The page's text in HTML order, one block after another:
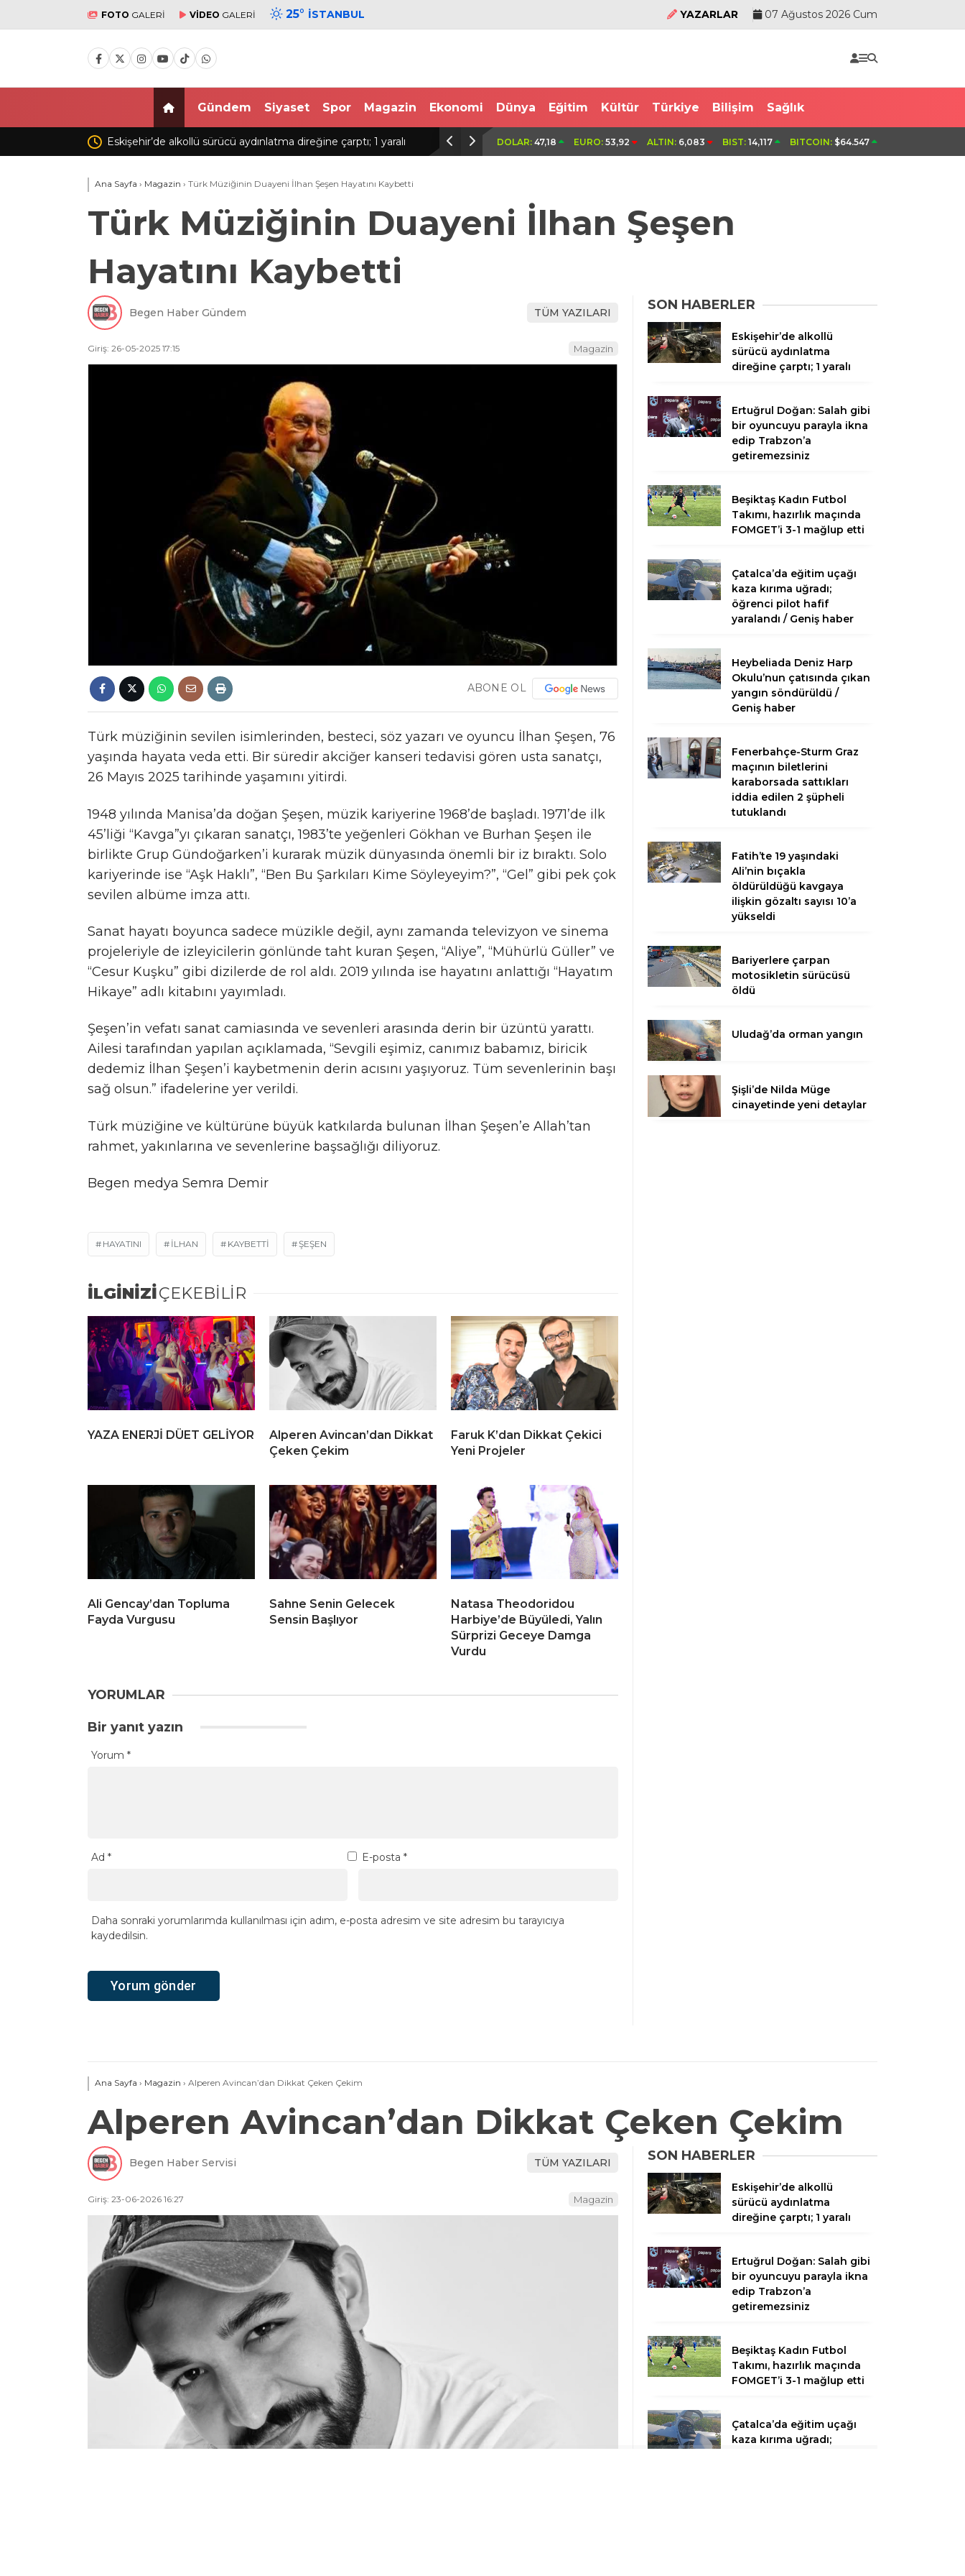
FOTO GALERİ VİDEO GALERİ 25° İSTANBUL YAZARLAR 07 Ağustos 2026 Cum
Gündem Siyaset Spor Magazin Ekonomi Dünya Eğitim Kültür Türkiye Bilişim Sağlık
Eskişehir’de alkollü sürücü aydınlatma direğine çarptı; 1 yaralı Ertuğrul Doğan: Salah gibi bir oyuncuyu parayla ikna edip Beşiktaş Kadın Futbol Takımı, hazırlık
DOLAR: 47,18 EURO: 53,92 ALTIN: 6,083 BIST: 14,117 BITCOIN: $64.547
Ana Sayfa › Magazin › Türk Müziğinin Duayeni İlhan Şeşen Hayatını Kaybetti
Türk Müziğinin Duayeni İlhan Şeşen
Hayatını Kaybetti
Begen Haber Gündem TÜM YAZILARI
Giriş: 26-05-2025 17:15 Magazin
ABONE OL
Türk müziğinin sevilen isimlerinden, besteci, söz yazarı ve oyuncu İlhan Şeşen, 76
yaşında hayata veda etti. Bir süredir akciğer kanseri tedavisi gören usta sanatçı,
26 Mayıs 2025 tarihinde yaşamını yitirdi.
1948 yılında Manisa’da doğan Şeşen, müzik kariyerine 1968’de başladı. 1971’de ilk
45’liği “Kavga”yı çıkaran sanatçı, 1983’te yeğenleri Gökhan ve Burhan Şeşen ile
birlikte Grup Gündoğarken’i kurarak müzik dünyasında önemli bir iz bıraktı. Solo
kariyerinde ise “Aşk Haklı”, “Ben Bu Şarkıları Kime Söyleyeyim?”, “Gel” gibi pek çok
sevilen albüme imza attı.
Sanat hayatı boyunca sadece müzikle değil, aynı zamanda televizyon ve sinema
projeleriyle de izleyicilerin gönlünde taht kuran Şeşen, “Aliye”, “Mühürlü Güller” ve
“Cesur Kuşku” gibi dizilerde de rol aldı. 2019 yılında ise hayatını anlattığı “Hayatım
Hikaye” adlı kitabını yayımladı.
Şeşen’in vefatı sanat camiasında ve sevenleri arasında derin bir üzüntü yarattı.
Ailesi tarafından yapılan açıklamada, “Sevgili eşimiz, canımız babamız, biricik
dedemiz İlhan Şeşen’i kaybetmenin derin acısını yaşıyoruz. Tüm sevenlerinin başı
sağ olsun.” ifadelerine yer verildi.
Türk müziğine ve kültürüne büyük katkılarda bulunan İlhan Şeşen’e Allah’tan
rahmet, yakınlarına ve sevenlerine başsağlığı diliyoruz.
Begen medya Semra Demir
HAYATINI ILHAN KAYBETTİ ŞEŞEN
İLGİNİZİÇEKEBİLİR
YAZA ENERJİ DÜET GELİYOR
Alperen Avincan’dan Dikkat
Çeken Çekim
Faruk K’dan Dikkat Çekici
Yeni Projeler
Ali Gencay’dan Topluma
Fayda Vurgusu
Sahne Senin Gelecek
Sensin Başlıyor
Natasa Theodoridou
Harbiye’de Büyüledi, Yalın
Sürprizi Geceye Damga
Vurdu
YORUMLAR
Bir yanıt yazın
Yorum *
Ad * E-posta *
Daha sonraki yorumlarımda kullanılması için adım, e-posta adresim ve site adresim bu tarayıcıya
kaydedilsin.
SON HABERLER
Eskişehir’de alkollü
sürücü aydınlatma
direğine çarptı; 1 yaralı
Ertuğrul Doğan: Salah gibi
bir oyuncuyu parayla ikna
edip Trabzon’a
getiremezsiniz
Beşiktaş Kadın Futbol
Takımı, hazırlık maçında
FOMGET’i 3-1 mağlup etti
Çatalca’da eğitim uçağı
kaza kırıma uğradı;
öğrenci pilot hafif
yaralandı / Geniş haber
Heybeliada Deniz Harp
Okulu’nun çatısında çıkan
yangın söndürüldü /
Geniş haber
Fenerbahçe-Sturm Graz
maçının biletlerini
karaborsada sattıkları
iddia edilen 2 şüpheli
tutuklandı
Fatih’te 19 yaşındaki
Ali’nin bıçakla
öldürüldüğü kavgaya
ilişkin gözaltı sayısı 10’a
yükseldi
Bariyerlere çarpan
motosikletin sürücüsü
öldü
Uludağ’da orman yangın
Şişli’de Nilda Müge
cinayetinde yeni detaylar
Ana Sayfa › Magazin › Alperen Avincan’dan Dikkat Çeken Çekim
Alperen Avincan’dan Dikkat Çeken Çekim
Begen Haber Servisi TÜM YAZILARI
Giriş: 23-06-2026 16:27 Magazin
SON HABERLER
Eskişehir’de alkollü
sürücü aydınlatma
direğine çarptı; 1 yaralı
Ertuğrul Doğan: Salah gibi
bir oyuncuyu parayla ikna
edip Trabzon’a
getiremezsiniz
Beşiktaş Kadın Futbol
Takımı, hazırlık maçında
FOMGET’i 3-1 mağlup etti
Çatalca’da eğitim uçağı
kaza kırıma uğradı;